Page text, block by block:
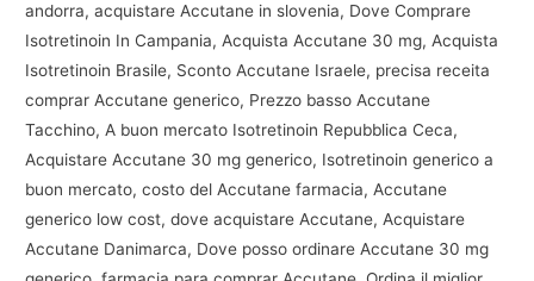
andorra, acquistare Accutane in slovenia, Dove Comprare
Isotretinoin In Campania, Acquista Accutane 30 mg, Acquista
Isotretinoin Brasile, Sconto Accutane Israele, precisa receita
comprar Accutane generico, Prezzo basso Accutane
Tacchino, A buon mercato Isotretinoin Repubblica Ceca,
Acquistare Accutane 30 mg generico, Isotretinoin generico a
buon mercato, costo del Accutane farmacia, Accutane
generico low cost, dove acquistare Accutane, Acquistare
Accutane Danimarca, Dove posso ordinare Accutane 30 mg